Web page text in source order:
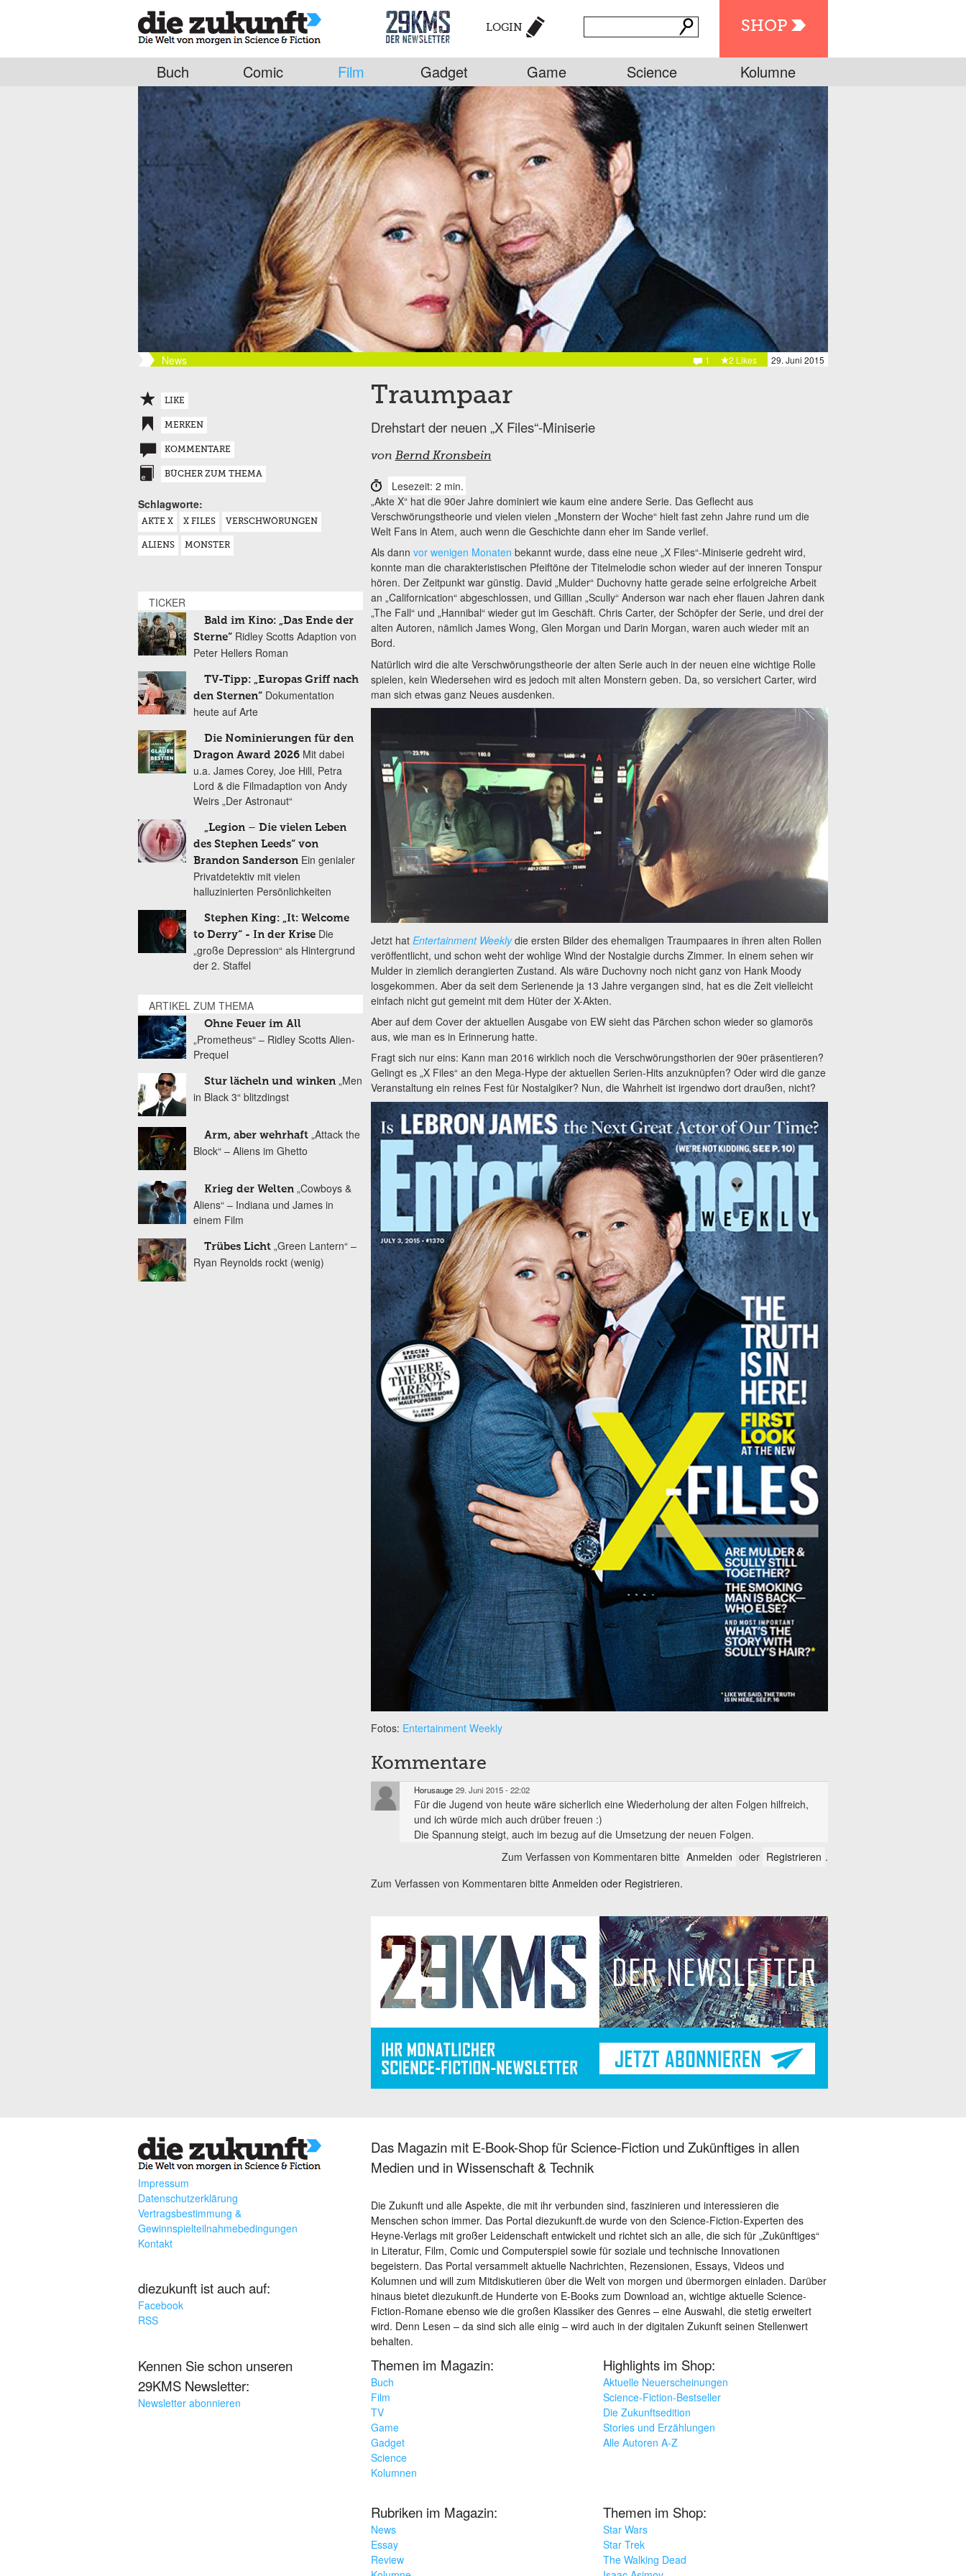
SHOP
LOGIN
Buch Comic Film Gadget Game Science Kolumne
News 29. Juni 2015
2 Likes
1
Traumpaar
Drehstart der neuen „X Files“-Miniserie
von Bernd Kronsbein
Lesezeit: 2 min.
„Akte X“ hat die 90er Jahre dominiert wie kaum eine andere Serie. Das Geflecht aus
Verschwörungstheorie und vielen vielen „Monstern der Woche“ hielt fast zehn Jahre rund um die
Welt Fans in Atem, auch wenn die Geschichte dann eher im Sande verlief.
Als dann vor wenigen Monaten bekannt wurde, dass eine neue „X Files“-Miniserie gedreht wird,
konnte man die charakteristischen Pfeiftöne der Titelmelodie schon wieder auf der inneren Tonspur
hören. Der Zeitpunkt war günstig. David „Mulder“ Duchovny hatte gerade seine erfolgreiche Arbeit
an „Californication“ abgeschlossen, und Gillian „Scully“ Anderson war nach eher flauen Jahren dank
„The Fall“ und „Hannibal“ wieder gut im Geschäft. Chris Carter, der Schöpfer der Serie, und drei der
alten Autoren, nämlich James Wong, Glen Morgan und Darin Morgan, waren auch wieder mit an
Bord.
Natürlich wird die alte Verschwörungstheorie der alten Serie auch in der neuen eine wichtige Rolle
spielen, kein Wiedersehen wird es jedoch mit alten Monstern geben. Da, so versichert Carter, wird
man sich etwas ganz Neues ausdenken.
Jetzt hat Entertainment Weeklydie ersten Bilder des ehemaligen Traumpaares in ihren alten Rollen
veröffentlicht, und schon weht der wohlige Wind der Nostalgie durchs Zimmer. In einem sehen wir
Mulder in ziemlich derangierten Zustand. Als wäre Duchovny noch nicht ganz von Hank Moody
losgekommen. Aber da seit dem Serienende ja 13 Jahre vergangen sind, hat es die Zeit vielleicht
einfach nicht gut gemeint mit dem Hüter der X-Akten.
Aber auf dem Cover der aktuellen Ausgabe von EW sieht das Pärchen schon wieder so glamorös
aus, wie man es in Erinnerung hatte.
Fragt sich nur eins: Kann man 2016 wirklich noch die Verschwörungsthorien der 90er präsentieren?
Gelingt es „X Files“ an den Mega-Hype der aktuellen Serien-Hits anzuknüpfen? Oder wird die ganze
Veranstaltung ein reines Fest für Nostalgiker? Nun, die Wahrheit ist irgendwo dort draußen, nicht?
Fotos: Entertainment Weekly
Kommentare
Horusauge 29. Juni 2015 - 22:02
Für die Jugend von heute wäre sicherlich eine Wiederholung der alten Folgen hilfreich,
und ich würde mich auch drüber freuen :)
Die Spannung steigt, auch im bezug auf die Umsetzung der neuen Folgen.
Zum Verfassen von Kommentaren bitte Anmelden oder Registrieren .
Zum Verfassen von Kommentaren bitte Anmelden oder Registrieren.
LIKE
MERKEN
KOMMENTARE
BÜCHER ZUM THEMA
Schlagworte:
AKTE X X FILES VERSCHWÖRUNGEN
ALIENS MONSTER
TICKER
Bald im Kino: „Das Ende der
Sterne“ Ridley Scotts Adaption von
Peter Hellers Roman
TV-Tipp: „Europas Griff nach
den Sternen“ Dokumentation
heute auf Arte
Die Nominierungen für den
Dragon Award 2026 Mit dabei
u.a. James Corey, Joe Hill, Petra
Lord & die Filmadaption von Andy
Weirs „Der Astronaut“
„Legion – Die vielen Leben
des Stephen Leeds“ von
Brandon Sanderson Ein genialer
Privatdetektiv mit vielen
halluzinierten Persönlichkeiten
Stephen King: „It: Welcome
to Derry“ - In der Krise Die
„große Depression“ als Hintergrund
der 2. Staffel
ARTIKEL ZUM THEMA
Ohne Feuer im All
„Prometheus“ – Ridley Scotts Alien-
Prequel
Stur lächeln und winken „Men
in Black 3“ blitzdingst
Arm, aber wehrhaft „Attack the
Block“ – Aliens im Ghetto
Krieg der Welten „Cowboys &
Aliens“ – Indiana und James in
einem Film
Trübes Licht „Green Lantern“ –
Ryan Reynolds rockt (wenig)
Impressum
Datenschutzerklärung
Vertragsbestimmung &
Gewinnspielteilnahmebedingungen
Kontakt
diezukunft ist auch auf:
Facebook
RSS
Kennen Sie schon unseren
29KMS Newsletter:
Newsletter abonnieren
Das Magazin mit E-Book-Shop für Science-Fiction und Zukünftiges in allen
Medien und in Wissenschaft & Technik
Die Zukunft und alle Aspekte, die mit ihr verbunden sind, faszinieren und interessieren die
Menschen schon immer. Das Portal diezukunft.de wurde von den Science-Fiction-Experten des
Heyne-Verlags mit großer Leidenschaft entwickelt und richtet sich an alle, die sich für „Zukünftiges“
in Literatur, Film, Comic und Computerspiel sowie für soziale und technische Innovationen
begeistern. Das Portal versammelt aktuelle Nachrichten, Rezensionen, Essays, Videos und
Kolumnen und will zum Mitdiskutieren über die Welt von morgen und übermorgen einladen. Darüber
hinaus bietet diezukunft.de Hunderte von E-Books zum Download an, wichtige aktuelle Science-
Fiction-Romane ebenso wie die großen Klassiker des Genres – eine Auswahl, die stetig erweitert
wird. Denn Lesen – da sind sich alle einig – wird auch in der digitalen Zukunft seinen Stellenwert
behalten.
Themen im Magazin:
Buch
Film
TV
Game
Gadget
Science
Kolumnen
Highlights im Shop:
Aktuelle Neuerscheinungen
Science-Fiction-Bestseller
Die Zukunftsedition
Stories und Erzählungen
Alle Autoren A-Z
Rubriken im Magazin:
News
Essay
Review
Themen im Shop:
Star Wars
Star Trek
The Walking Dead